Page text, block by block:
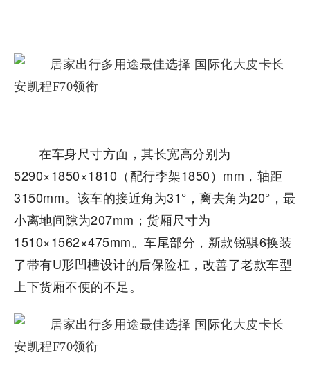
在车身尺寸方面，其长宽高分别为
5290×1850×1810（配行李架1850）mm，轴距
3150mm。该车的接近角为31°，离去角为20°，最
小离地间隙为207mm；货厢尺寸为
1510×1562×475mm。车尾部分，新款锐骐6换装
了带有U形凹槽设计的后保险杠，改善了老款车型
上下货厢不便的不足。